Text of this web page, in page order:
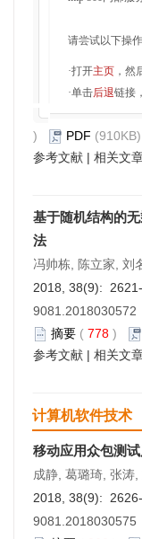
请尝试以下操作
·打开主页 ，然
·单击后退链接
) PDF
参考文献 | 相关文
基于随机结构的
法
冯帅栋, 陈立家, 刘
2018, 38(9):
9081.2018030572
摘要 ( 778 )
参考文献 | 相关文
计算机软件技术
移动应用众包测
成静, 葛璐琦, 张涛
2018, 38(9):
9081.2018030575